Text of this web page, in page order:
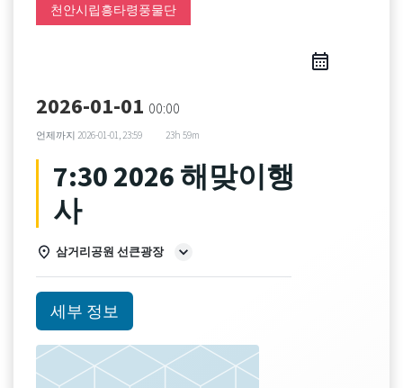
천안시립흥타령풍물단
2026-01-01 00:00
언제까지 2026-01-01, 23:59 23h 59m
7:30 2026 해맞이행
사
삼거리공원 선큰광장
세부 정보